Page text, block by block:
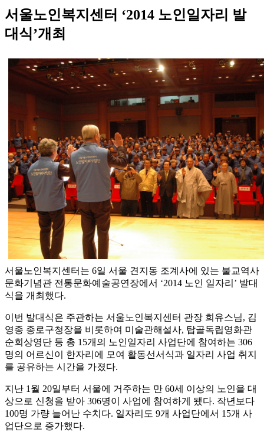
서울노인복지센터 ‘2014 노인일자리 발
대식’개최
서울노인복지센터는 6일 서울 견지동 조계사에 있는 불교역사
문화기념관 전통문화예술공연장에서 ‘2014 노인 일자리’ 발대
식을 개최했다.
이번 발대식은 주관하는 서울노인복지센터 관장 희유스님, 김
영종 종로구청장을 비롯하여 미술관해설사, 탑골독립영화관
순회상영단 등 총 15개의 노인일자리 사업단에 참여하는 306
명의 어르신이 한자리에 모여 활동선서식과 일자리 사업 취지
를 공유하는 시간을 가졌다.
지난 1월 20일부터 서울에 거주하는 만 60세 이상의 노인을 대
상으로 신청을 받아 306명이 사업에 참여하게 됐다. 작년보다
100명 가량 늘어난 수치다. 일자리도 9개 사업단에서 15개 사
업단으로 증가했다.